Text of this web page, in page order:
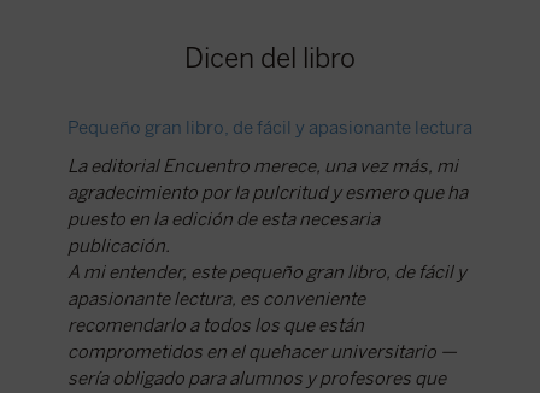
Dicen del libro
Pequeño gran libro, de fácil y apasionante lectura
La editorial Encuentro merece, una vez más, mi
agradecimiento por la pulcritud y esmero que ha
puesto en la edición de esta necesaria
publicación.
A mi entender, este pequeño gran libro, de fácil y
apasionante lectura, es conveniente
recomendarlo a todos los que están
comprometidos en el quehacer universitario —
sería obligado para alumnos y profesores que